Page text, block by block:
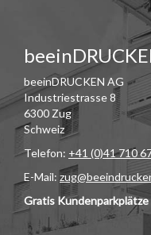
beeinDRUCKEN AG
Industriestrasse 8
6300 Zug
Schweiz
Telefon: +41 (0)41 710
E-Mail:
Gratis